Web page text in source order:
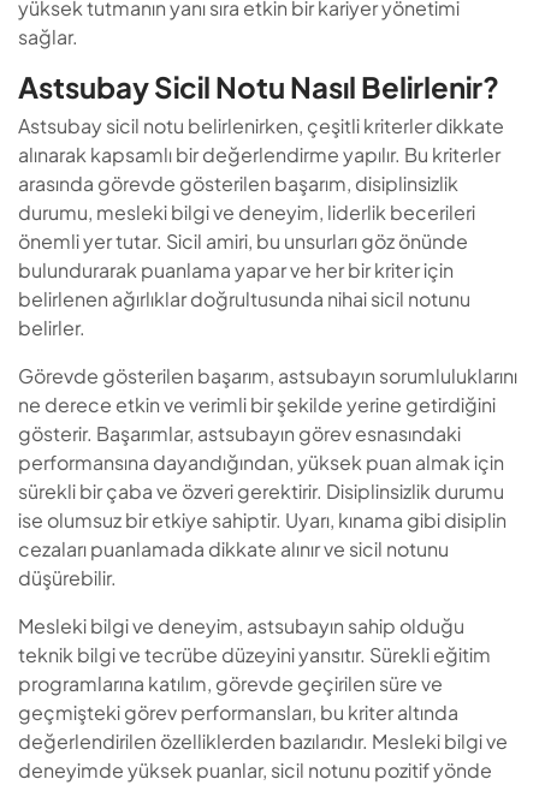
yüksek tutmanın yanı sıra etkin bir kariyer yönetimi
sağlar.
Astsubay Sicil Notu Nasıl Belirlenir?
Astsubay sicil notu belirlenirken, çeşitli kriterler dikkate
alınarak kapsamlı bir değerlendirme yapılır. Bu kriterler
arasında görevde gösterilen başarım, disiplinsizlik
durumu, mesleki bilgi ve deneyim, liderlik becerileri
önemli yer tutar. Sicil amiri, bu unsurları göz önünde
bulundurarak puanlama yapar ve her bir kriter için
belirlenen ağırlıklar doğrultusunda nihai sicil notunu
belirler.
Görevde gösterilen başarım, astsubayın sorumluluklarını
ne derece etkin ve verimli bir şekilde yerine getirdiğini
gösterir. Başarımlar, astsubayın görev esnasındaki
performansına dayandığından, yüksek puan almak için
sürekli bir çaba ve özveri gerektirir. Disiplinsizlik durumu
ise olumsuz bir etkiye sahiptir. Uyarı, kınama gibi disiplin
cezaları puanlamada dikkate alınır ve sicil notunu
düşürebilir.
Mesleki bilgi ve deneyim, astsubayın sahip olduğu
teknik bilgi ve tecrübe düzeyini yansıtır. Sürekli eğitim
programlarına katılım, görevde geçirilen süre ve
geçmişteki görev performansları, bu kriter altında
değerlendirilen özelliklerden bazılarıdır. Mesleki bilgi ve
deneyimde yüksek puanlar, sicil notunu pozitif yönde